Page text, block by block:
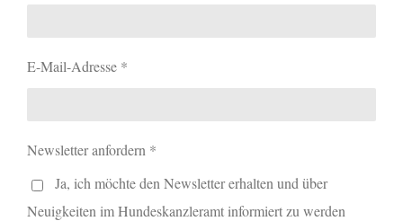
E-Mail-Adresse *
Newsletter anfordern *
Ja, ich möchte den Newsletter erhalten und über
Neuigkeiten im Hundeskanzleramt informiert zu werden